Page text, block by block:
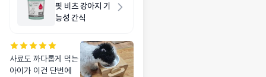
핏 비츠 강아지 기
능성 간식
사료도 까다롭게 먹는
아이가 이건 단번에